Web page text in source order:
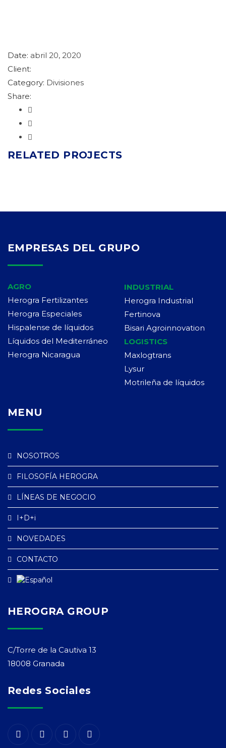
Date: abril 20, 2020
Client:
Category: Divisiones
Share:
RELATED PROJECTS
EMPRESAS DEL GRUPO
AGRO
Herogra Fertilizantes
Herogra Especiales
Hispalense de líquidos
Líquidos del Mediterráneo
Herogra Nicaragua
INDUSTRIAL
Herogra Industrial
Fertinova
Bisari Agroinnovation
LOGISTICS
Maxlogtrans
Lysur
Motrileña de líquidos
MENU
NOSOTROS
FILOSOFÍA HEROGRA
LÍNEAS DE NEGOCIO
I+D+i
NOVEDADES
CONTACTO
HEROGRA GROUP
C/Torre de la Cautiva 13
18008 Granada
Redes Sociales